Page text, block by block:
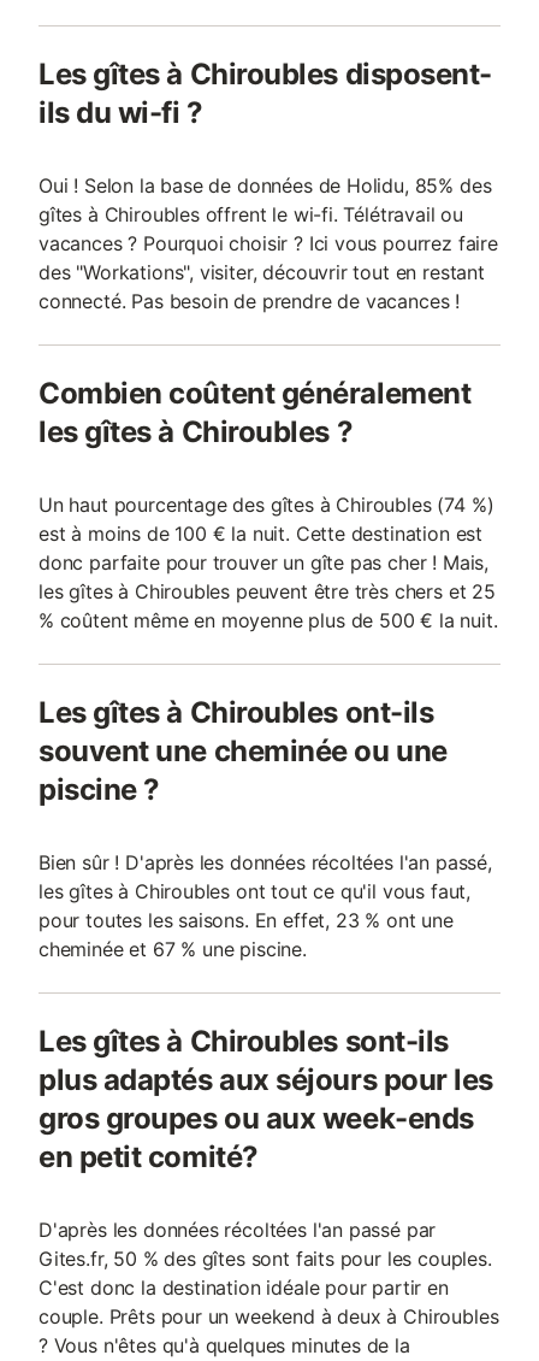
Les gîtes à Chiroubles disposent-
ils du wi-fi ?
Oui ! Selon la base de données de Holidu, 85% des
gîtes à Chiroubles offrent le wi-fi. Télétravail ou
vacances ? Pourquoi choisir ? Ici vous pourrez faire
des "Workations", visiter, découvrir tout en restant
connecté. Pas besoin de prendre de vacances !
Combien coûtent généralement
les gîtes à Chiroubles ?
Un haut pourcentage des gîtes à Chiroubles (74 %)
est à moins de 100 € la nuit. Cette destination est
donc parfaite pour trouver un gîte pas cher ! Mais,
les gîtes à Chiroubles peuvent être très chers et 25
% coûtent même en moyenne plus de 500 € la nuit.
Les gîtes à Chiroubles ont-ils
souvent une cheminée ou une
piscine ?
Bien sûr ! D'après les données récoltées l'an passé,
les gîtes à Chiroubles ont tout ce qu'il vous faut,
pour toutes les saisons. En effet, 23 % ont une
cheminée et 67 % une piscine.
Les gîtes à Chiroubles sont-ils
plus adaptés aux séjours pour les
gros groupes ou aux week-ends
en petit comité?
D'après les données récoltées l'an passé par
Gites.fr, 50 % des gîtes sont faits pour les couples.
C'est donc la destination idéale pour partir en
couple. Prêts pour un weekend à deux à Chiroubles
? Vous n'êtes qu'à quelques minutes de la